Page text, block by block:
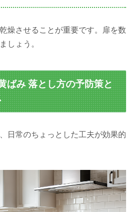
燥させることが重要です。扉を数
しょう。
ばみ 落とし方の予防策と
日常のちょっとした工夫が効果的